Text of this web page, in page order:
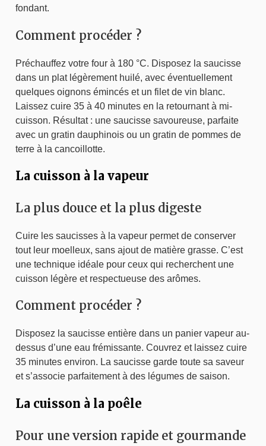
fondant.
Comment procéder ?
Préchauffez votre four à 180 °C. Disposez la saucisse
dans un plat légèrement huilé, avec éventuellement
quelques oignons émincés et un filet de vin blanc.
Laissez cuire 35 à 40 minutes en la retournant à mi-
cuisson. Résultat : une saucisse savoureuse, parfaite
avec un gratin dauphinois ou un gratin de pommes de
terre à la cancoillotte.
La cuisson à la vapeur
La plus douce et la plus digeste
Cuire les saucisses à la vapeur permet de conserver
tout leur moelleux, sans ajout de matière grasse. C’est
une technique idéale pour ceux qui recherchent une
cuisson légère et respectueuse des arômes.
Comment procéder ?
Disposez la saucisse entière dans un panier vapeur au-
dessus d’une eau frémissante. Couvrez et laissez cuire
35 minutes environ. La saucisse garde toute sa saveur
et s’associe parfaitement à des légumes de saison.
La cuisson à la poêle
Pour une version rapide et gourmande